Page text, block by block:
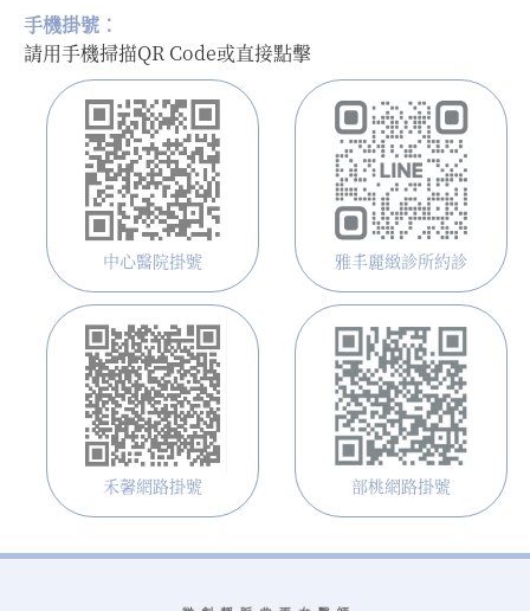
手機掛號：
請用手機掃描QR Code或直接點擊
中心醫院掛號 雅丰麗緻診所約診
禾馨網路掛號 部桃網路掛號